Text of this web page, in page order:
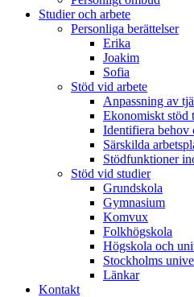
Studier och arbete
Personliga berättelser
Erika
Joakim
Sofia
Stöd vid arbete
Anpassning av
Ekonomiskt stöd
Identifiera behov
Särskilda
Stödfunktioner
Stöd vid studier
Grundskola
Gymnasium
Komvux
Folkhögskola
Högskola och
Stockholms
Länkar
Kontakt